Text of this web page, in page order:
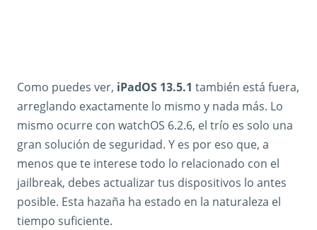
Como puedes ver, iPadOS 13.5.1 también está fuera,
arreglando exactamente lo mismo y nada más. Lo
mismo ocurre con watchOS 6.2.6, el trío es solo una
gran solución de seguridad. Y es por eso que, a
menos que te interese todo lo relacionado con el
jailbreak, debes actualizar tus dispositivos lo antes
posible. Esta hazaña ha estado en la naturaleza el
tiempo suficiente.